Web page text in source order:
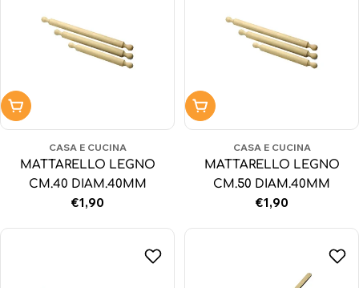
Aggiungi al carrello
CASA E CUCINA
MATTARELLO LEGNO
CM.40 DIAM.40MM
Prezzo
€1,90
Aggiungi al carrello
CASA E CUCINA
MATTARELLO LEGNO
CM.50 DIAM.40MM
Prezzo
€1,90